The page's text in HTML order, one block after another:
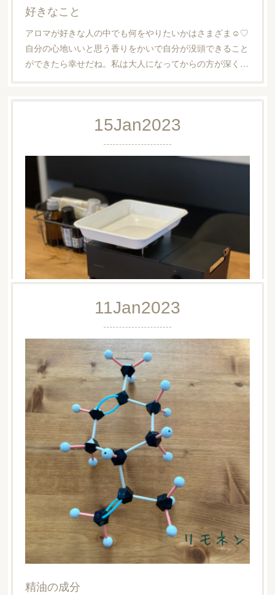
好きなこと
アロマが好きな人の中でも何をやりたいかはさまざま☺︎♡
自分の心地いいと思う香りをかいで自分が没頭できること
ができたら幸せだね。私は大人になってからの方が深く…
15Jan2023
WS＋15分施術
アロマクラフトワークショップ✵＋15分のチェア施術 𐦂束
の間のリフレッシュにお越しくださいました♡´･ᴗ･`♡初
めてのアロマテラピーも楽しんでいただけて嬉しかった…
11Jan2023
精油の成分